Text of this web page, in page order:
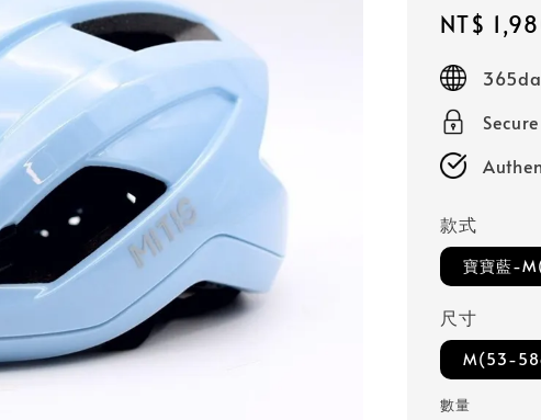
Sale
price
NT$
款式
寶寶藍-
尺寸
M(53-
數量